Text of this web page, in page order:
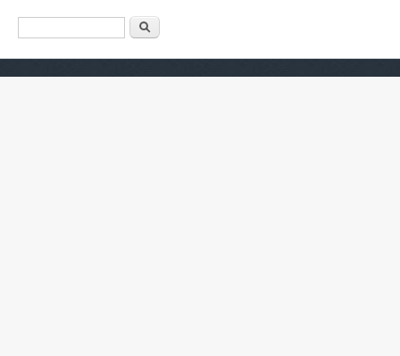
Paieškos forma